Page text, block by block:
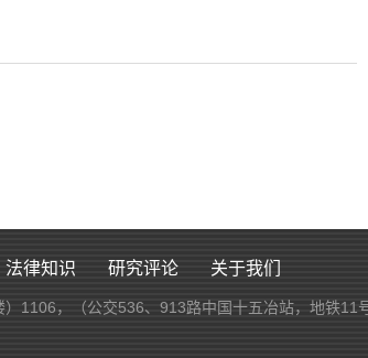
法律知识 研究评论 关于我们
1106，（公交536、913路中国十五冶站，地铁11